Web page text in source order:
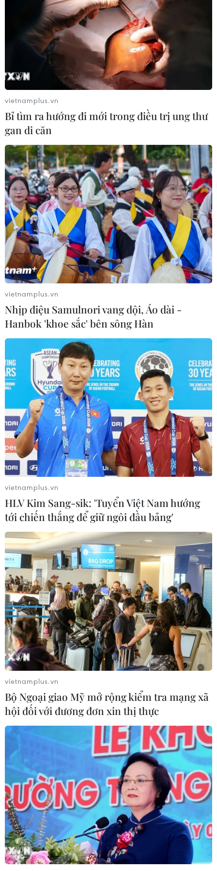
vietnamplus.vn
Bỉ tìm ra hướng đi mới trong điều trị ung thư
gan di căn
vietnamplus.vn
Nhịp điệu Samulnori vang dội, Áo dài -
Hanbok 'khoe sắc' bên sông Hàn
vietnamplus.vn
HLV Kim Sang-sik: 'Tuyển Việt Nam hướng
tới chiến thắng để giữ ngôi đầu bảng'
vietnamplus.vn
Bộ Ngoại giao Mỹ mở rộng kiểm tra mạng xã
hội đối với đương đơn xin thị thực